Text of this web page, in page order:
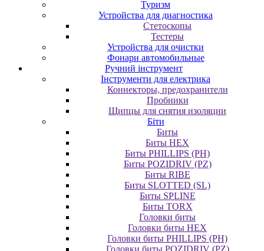
Туризм
Устройства для диагностика
Стетоскопы
Тестеры
Устройства для очистки
Фонари автомобильные
Ручний інструмент
Інструменти для електрика
Коннекторы, предохранители
Пробники
Щипцы для снятия изоляции
Біти
Биты
Биты HEX
Биты PHILLIPS (PH)
Биты POZIDRIV (PZ)
Биты RIBE
Биты SLOTTED (SL)
Биты SPLINE
Биты TORX
Головки биты
Головки биты HEX
Головки биты PHILLIPS (PH)
Головки биты POZIDRIV (PZ)